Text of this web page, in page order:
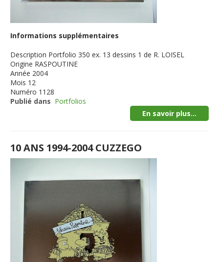
Informations supplémentaires
Description Portfolio 350 ex. 13 dessins 1 de R. LOISEL
Origine RASPOUTINE
Année 2004
Mois 12
Numéro 1128
Publié dans Portfolios
En savoir plus...
10 ANS 1994-2004 CUZZEGO